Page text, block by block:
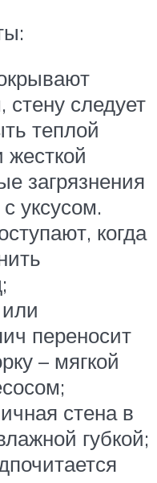
следует
теплой
загрязнения
уксусом.
когда
переносит
– мягкой
стена в
губкой;